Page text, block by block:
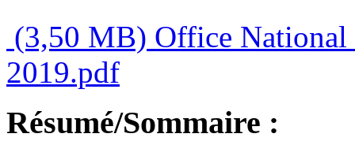
(3,50 MB) Office National
2019.pdf
Résumé/Sommaire :